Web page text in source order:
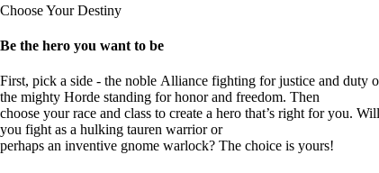
Choose Your Destiny
Be the hero you want to be
First, pick a side - the noble Alliance fighting for justice and duty
the mighty Horde standing for honor and freedom. Then
choose your race and class to create a hero that’s right for you. Will
you fight as a hulking tauren warrior or
perhaps an inventive gnome warlock? The choice is yours!